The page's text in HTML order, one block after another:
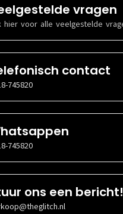
vragen
hier voor alle veelgestelde
contact
745820
745820
ons een bericht!